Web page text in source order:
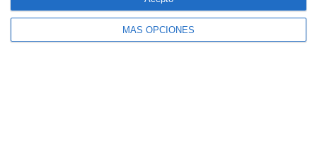
MÁS OPCIONES